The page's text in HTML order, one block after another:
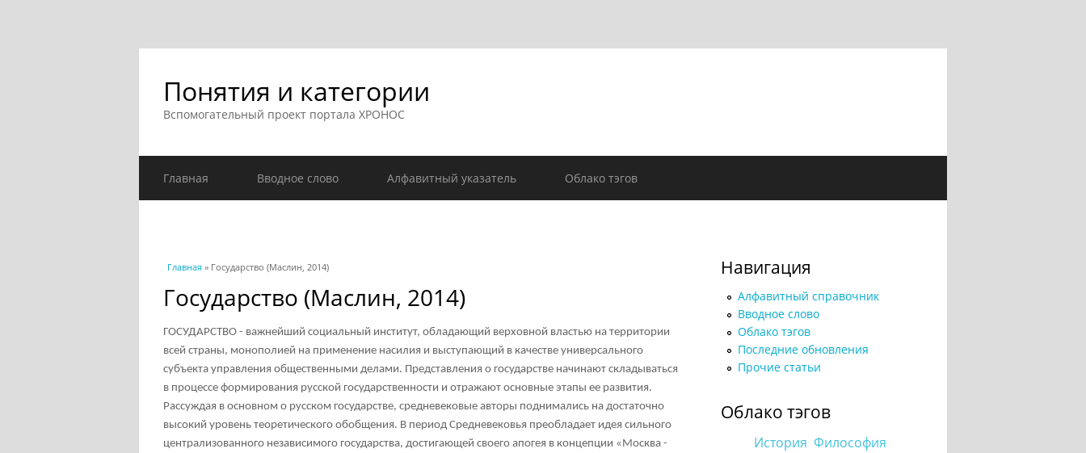
Понятия и категории
Вспомогательный проект портала ХРОНОС
Главная Вводное слово Алфавитный указатель Облако тэгов
Вы здесь
Главная » Государство (Маслин, 2014)
Государство (Маслин, 2014)
ГОСУДАРСТВО - важнейший социальный институт, обладающий верховной властью на территории
всей страны, монополией на применение насилия и выступающий в качестве универсального
субъекта управления общественными делами. Представления о государстве начинают складываться
в процессе формирования русской государственности и отражают основные этапы ее развития.
Рассуждая в основном о русском государстве, средневековые авторы поднимались на достаточно
высокий уровень теоретического обобщения. В период Средневековья преобладает идея сильного
централизованного независимого государства, достигающей своего апогея в концепции «Москва -
Навигация
Алфавитный справочник
Вводное слово
Облако тэгов
Последние обновления
Прочие статьи
Облако тэгов
История Философия